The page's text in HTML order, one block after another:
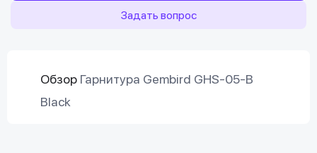
Задать вопрос
Обзор Гарнитура Gembird GHS-05-B
Black